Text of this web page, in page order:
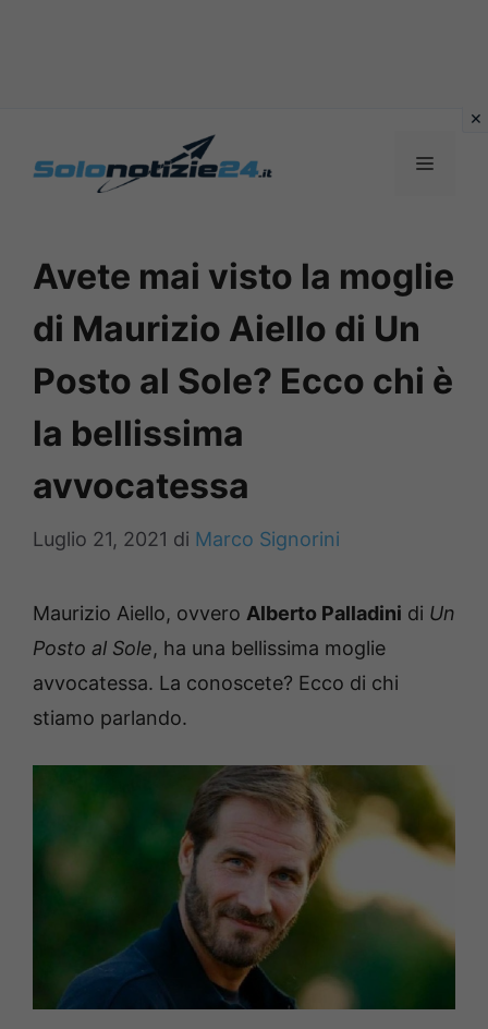
MENU
Avete mai visto la moglie
di Maurizio Aiello di Un
Posto al Sole? Ecco chi è
la bellissima
avvocatessa
Luglio 21, 2021 di Marco Signorini
Maurizio Aiello, ovvero Alberto Palladini di Un
Posto al Sole, ha una bellissima moglie
avvocatessa. La conoscete? Ecco di chi
stiamo parlando.